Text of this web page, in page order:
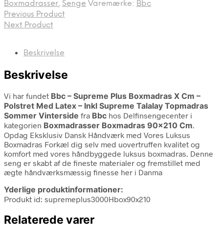
Boxmadrasser, Senge Varemærke: Bbc
Previous Product
Next Product
Beskrivelse
Beskrivelse
Vi har fundet Bbc – Supreme Plus Boxmadras X Cm –
Polstret Med Latex – Inkl Supreme Talalay Topmadras
Sommer Vinterside fra Bbc hos Delfinsengecenter i
kategorien Boxmadrasser Boxmadras 90×210 Cm.
Opdag Eksklusiv Dansk Håndværk med Vores Luksus
Boxmadras Forkæl dig selv med uovertruffen kvalitet og
komfort med vores håndbyggede luksus boxmadras. Denne
seng er skabt af de fineste materialer og fremstillet med
ægte håndværksmæssig finesse her i Danma
Yderlige produktinformationer:
Produkt id: supremeplus3000Hbox90x210
Relaterede varer